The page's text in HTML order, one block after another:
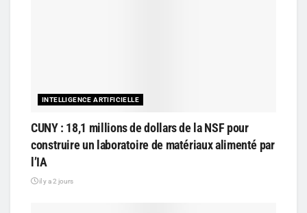
INTELLIGENCE ARTIFICIELLE
CUNY : 18,1 millions de dollars de la NSF pour
construire un laboratoire de matériaux alimenté par
l’IA
il y a 2 jours